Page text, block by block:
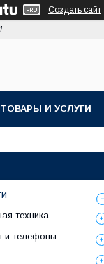
Создать сайт
ТОВАРЫ И УСЛУГИ
техника
телефоны